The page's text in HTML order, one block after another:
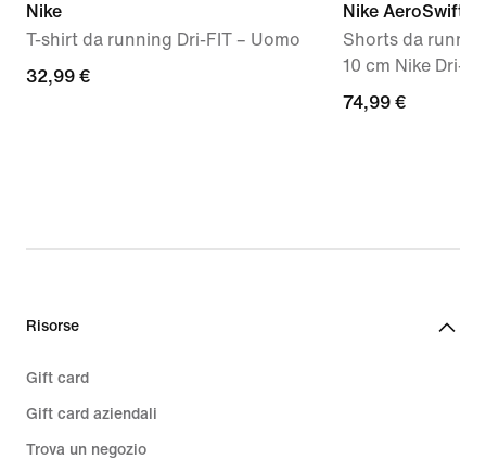
Nike
T-shirt da running Dri-FIT – Uomo
32,99
32,99 €
Nike AeroSwift
Shorts da
10 cm Nike Dri-
74,99
74,99 €
Risorse
Gift card
Gift card aziendali
Trova un negozio